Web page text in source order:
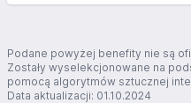
Podane powyżej benefity nie są
Zostały wyselekcjonowane na
pomocą algorytmów sztucznej
Data aktualizacji: 01.10.2024